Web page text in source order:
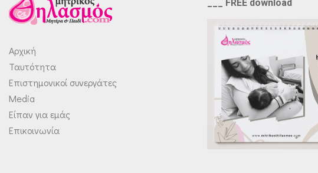
Αρχική
Ταυτότητα
Επιστημονικοί συνεργάτες
Media
Είπαν για εμάς
Επικοινωνία
___ FREE download